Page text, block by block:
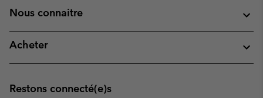
Nous connaitre
Acheter
Restons connecté(e)s